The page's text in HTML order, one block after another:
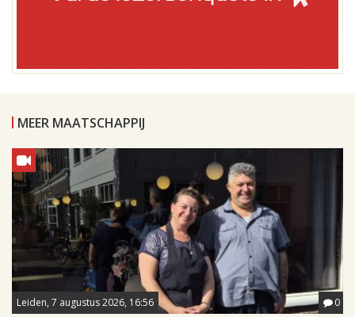
MEER MAATSCHAPPIJ
Leiden, 7 augustus 2026, 16:56 0